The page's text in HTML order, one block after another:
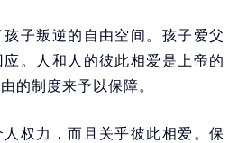
子叛逆的自由空间。孩子爱父
。人和人的彼此相爱是上帝的
的制度来予以保障。
权力，而且关乎彼此相爱。保